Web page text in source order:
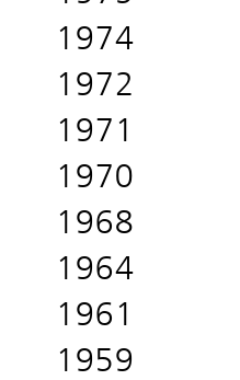
1974
1972
1971
1970
1968
1964
1961
1959